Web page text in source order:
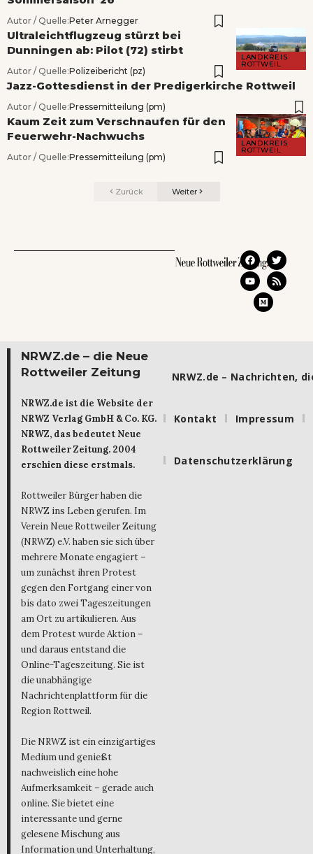
Autor / Quelle:Peter Arnegger
LANDKREIS
ROTTWEIL
Ultraleichtflugzeug stürzt bei
Dunningen ab: Pilot (72) stirbt
Autor / Quelle:Polizeibericht (pz)
Jazz-Gottesdienst in der Predigerkirche Rottweil
Autor / Quelle:Pressemitteilung (pm)
LANDKREIS
ROTTWEIL
Kaum Zeit zum Verschnaufen für den
Feuerwehr-Nachwuchs
Autor / Quelle:Pressemitteilung (pm)
Zurück Weiter
NRWZ.de – die Neue
Rottweiler Zeitung
NRWZ.de ist die Website der
NRWZ Verlag GmbH & Co. KG.
NRWZ, das bedeutet Neue
Rottweiler Zeitung. 2004
erschien diese erstmals.
Rottweiler Bürger haben die
NRWZ ins Leben gerufen. Im
Verein Neue Rottweiler Zeitung
(NRWZ) e.V. haben sie sich über
mehrere Monate engagiert –
um zunächst ihren Protest
gegen den Fortgang einer von
bis dato zwei Tageszeitungen
am Ort zu artikulieren. Aus
dem Protest wurde Aktion –
und daraus entstand die
Online-Tageszeitung. Sie ist
die unabhängige
Nachrichtenplattform für die
Region Rottweil.
Die NRWZ ist ein einzigartiges
Medium und genießt
nachweislich eine hohe
Aufmerksamkeit – gerade auch
online. Sie bietet eine
interessante und gerne
gelesene Mischung aus
Information und Unterhaltung,
NRWZ.de – Nachrichten,
Kontakt Impressum
Datenschutzerklärung